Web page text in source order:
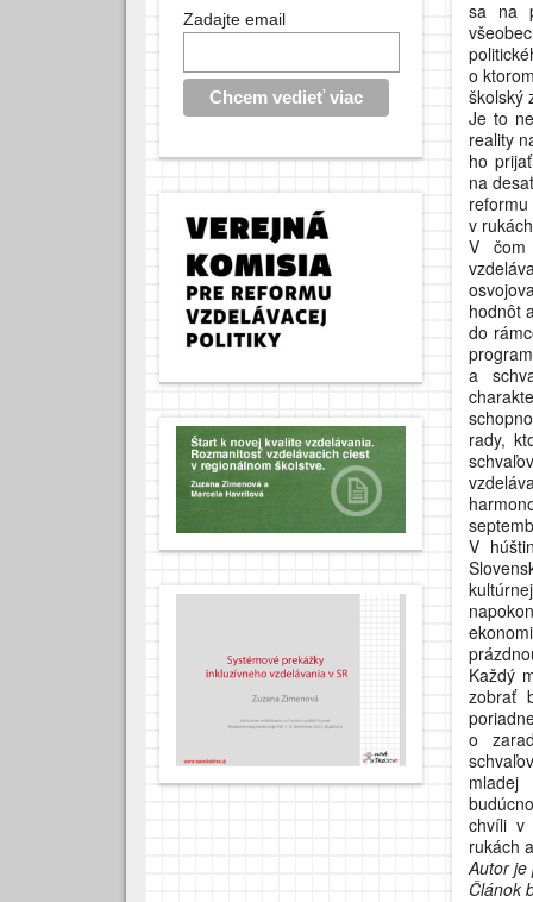
Zadajte email
sa na
o
školský
Je to
reality
ho
na
v
V čom
hodnôt
do
a
rady,
V
Každý
zobrať
o
chvíli v
rukách
Autor je
Článok